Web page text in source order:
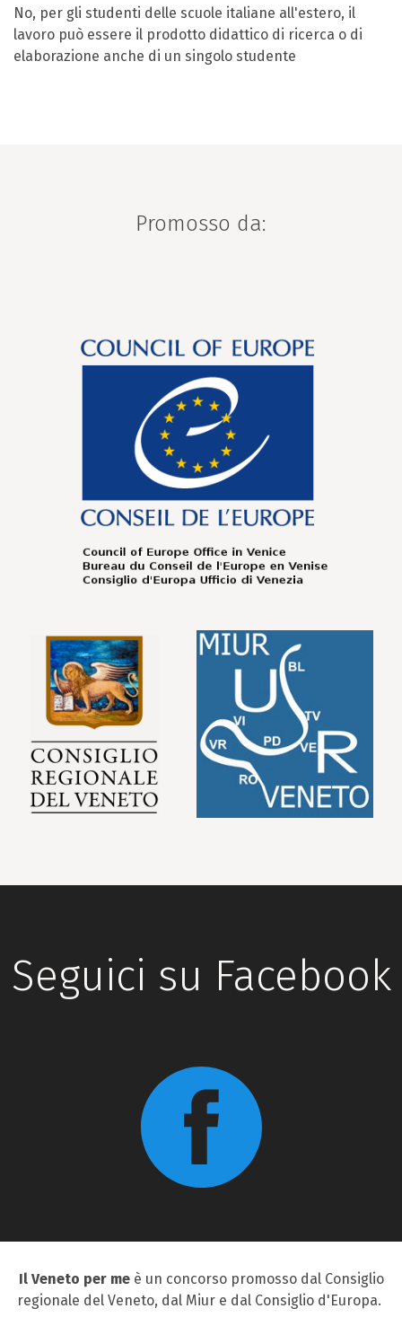
No, per gli studenti delle scuole italiane all'estero, il
lavoro può essere il prodotto didattico di ricerca o di
elaborazione anche di un singolo studente
Promosso da:
Seguici su Facebook
Il Veneto per meè un concorso promosso dal Consiglio
regionale del Veneto, dal Miur e dal Consiglio d'Europa.